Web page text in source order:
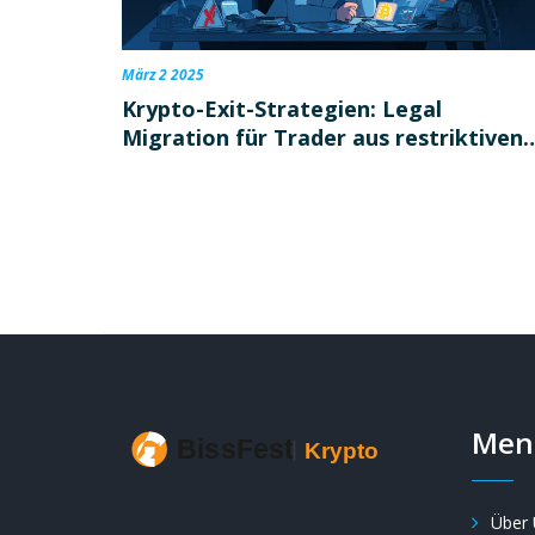
März 2 2025
Krypto-Exit-Strategien: Legal
Migration für Trader aus restriktiven
Über